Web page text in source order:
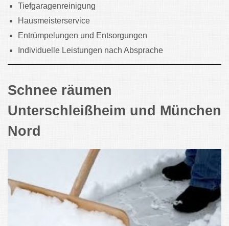
Tiefgaragenreinigung
Hausmeisterservice
Entrümpelungen und Entsorgungen
Individuelle Leistungen nach Absprache
Schnee räumen
Unterschleißheim und München
Nord